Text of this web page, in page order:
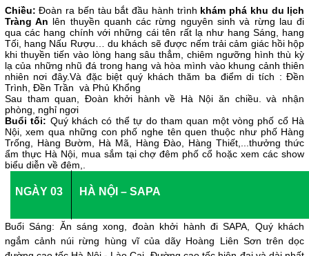
Chiều: Đoàn ra bến tàu bắt đầu hành trình khám phá khu du lịch
Tràng An lên thuyền quanh các rừng nguyên sinh và rừng lau đi
qua các hang chính với những cái tên rất lạ như hang Sáng, hang
Tối, hang Nấu Rượu… du khách sẽ được nếm trải cảm giác hồi hộp
khi thuyền tiến vào lòng hang sâu thẳm, chiêm ngưỡng hình thù kỳ
lạ của những nhũ đá trong hang và hòa mình vào khung cảnh thiên
nhiên nơi đây.Và đặc biệt quý khách thăm ba điểm di tích : Đền
Trình, Đền Trần và Phủ Khổng
Sau tham quan, Đoàn khởi hành về Hà Nội ăn chiều. và nhận
phòng, nghỉ ngơi
Buổi tối: Quý khách có thể tự do tham quan một vòng phố cổ Hà
Nội, xem qua những con phố nghe tên quen thuộc như phố Hàng
Trống, Hàng Bườm, Hà Mã, Hàng Đào, Hàng Thiết,...thưởng thức
ẩm thực Hà Nội, mua sắm tại chợ đêm phố cổ hoặc xem các show
biểu diễn về đêm,.
NGÀY 03 HÀ NỘI – SAPA
Buổi Sáng: Ăn sáng xong, đoàn khởi hành đi SAPA, Quý khách
ngắm cảnh núi rừng hùng vĩ của dãy Hoàng Liên Sơn trên dọc